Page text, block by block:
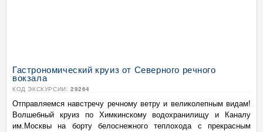
Гастрономический круиз от Северного речного
вокзала
КОД ЭКСКУРСИИ: 29264
Отправляемся навстречу речному ветру и великолепным видам!
Волшебный круиз по Химкинскому водохранилищу и Каналу
им.Москвы на борту белоснежного теплохода с прекрасным